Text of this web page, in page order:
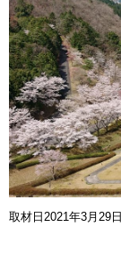
取材日2021年3月29日